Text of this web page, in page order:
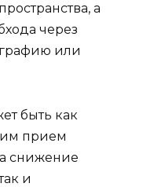
а
через
или
быть как
прием
снижение
и